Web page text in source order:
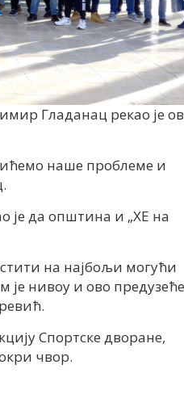
Гладанац рекао је
наше проблеме и
да општина и „ХЕ на
на најбољи могући
је нивоу и ово предузеће
Спортске дворане,
чвор.